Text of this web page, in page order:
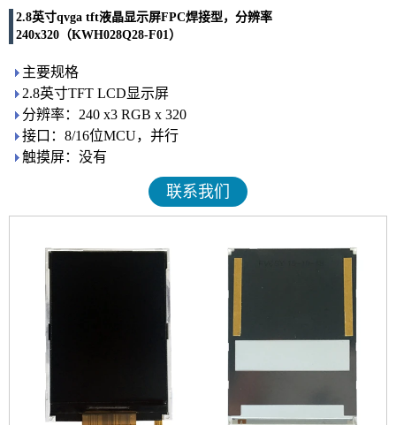
2.8英寸qvga tft液晶显示屏FPC焊接型，分辨率
240x320（KWH028Q28-F01）
主要规格
2.8英寸TFT LCD显示屏
分辨率：240 x3 RGB x 320
接口：8/16位MCU，并行
触摸屏：没有
联系我们